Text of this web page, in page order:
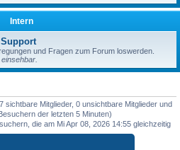
Intern
und Fragen zum Forum loswerden.
sichtbare Mitglieder, 0 unsichtbare Mitglieder und
der letzten 5 Minuten)
die am Mi Apr 08, 2026 14:55 gleichzeitig